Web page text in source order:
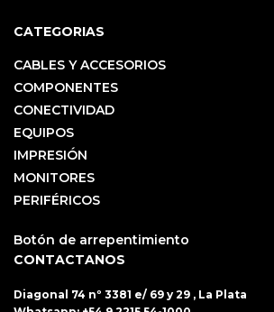
CATEGORIAS
CABLES Y ACCESORIOS
COMPONENTES
CONECTIVIDAD
EQUIPOS
IMPRESIÓN
MONITORES
PERIFÉRICOS
Botón de arrepentimiento
CONTACTANOS
Diagonal 74 nº 3381 e/ 69 y 29 , La Plata